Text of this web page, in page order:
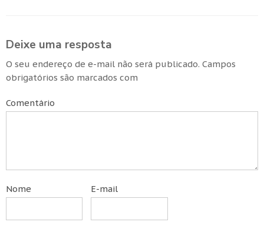
Deixe uma resposta
O seu endereço de e-mail não será publicado. Campos
obrigatórios são marcados com
Comentário
Nome E-mail